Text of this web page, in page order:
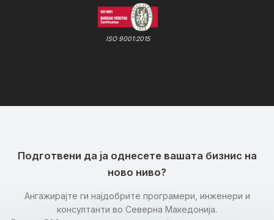
ISO 9001:2015
Подготвени да ја однесете вашата бизнис на
ново ниво?
Ангажирајте ги најдобрите програмери, инженери и
консултанти во Северна Македонија.